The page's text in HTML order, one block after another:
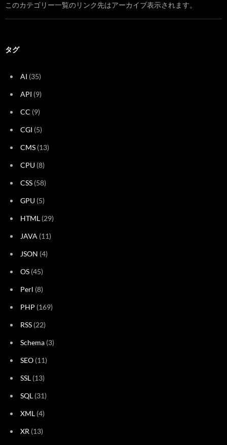
このカテゴリー一覧のリンク先はアーカイブ表示されます。
タグ
AI (35)
API (9)
CC (9)
CGI (5)
CMS (13)
CPU (8)
CSS (58)
GPU (5)
HTML (29)
JAVA (11)
JSON (4)
OS (45)
Perl (8)
PHP (169)
RSS (22)
Schema (3)
SEO (11)
SSL (13)
SQL (31)
XML (4)
XR (13)